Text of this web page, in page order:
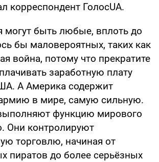
корреспондент ГолосUA.
могут быть любые, вплоть до
бы маловероятных, таких как
война, потому что прекратите
заработную плату
А Америка содержит
в мире, самую сильную.
функцию мирового
Они контролируют
торговлю, начиная от
пиратов до более серьёзных